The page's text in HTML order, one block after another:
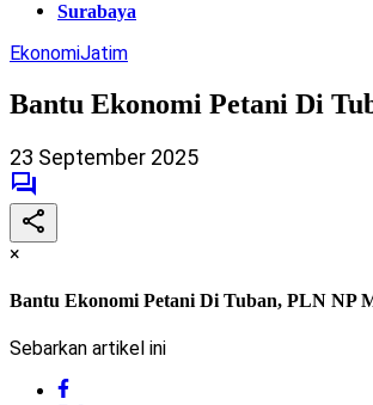
Surabaya
EkonomiJatim
Bantu Ekonomi Petani Di
23 September 2025
×
Bantu Ekonomi Petani Di Tuban, PLN NP
Sebarkan artikel ini